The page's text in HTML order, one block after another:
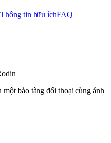
Thông tin hữu íchFAQ
bảo tàng đối thoại cùng ánh